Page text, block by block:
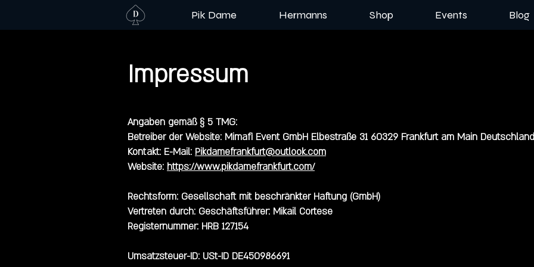
Pik Dame Hermanns Shop Events Blog
Impressum
Angaben gemäß § 5 TMG:
Betreiber der Website: Mimafi Event GmbH Elbestraße 31 60329 Frankfurt am Main Deutschland
Kontakt: E-Mail: Pikdamefrankfurt@outlook.com
Website: https://www.pikdamefrankfurt.com/
Rechtsform: Gesellschaft mit beschränkter Haftung (GmbH)
Vertreten durch: Geschäftsführer: Mikail Cortese
Registernummer: HRB 127154
Umsatzsteuer-ID: USt-ID DE450986691